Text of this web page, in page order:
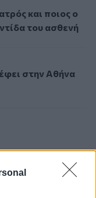
και ποιος ο
και ποιος ο
του ασθενή
στην Αθήνα
στην Αθήνα
σελίδα